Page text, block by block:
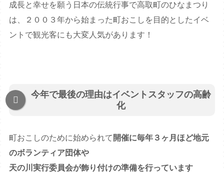
成長と幸せを願う日本の伝統行事で高取町のひなまつり
は、２００３年から始まった町おこしを目的としたイベ
ントで観光客にも大変人気があります！
今年で最後の理由はイベントスタッフの高齢
化
町おこしのために始められて 開催に毎年３ヶ月ほど地元
のボランティア団体や
天の川実行委員会が飾り付けの準備を行っています